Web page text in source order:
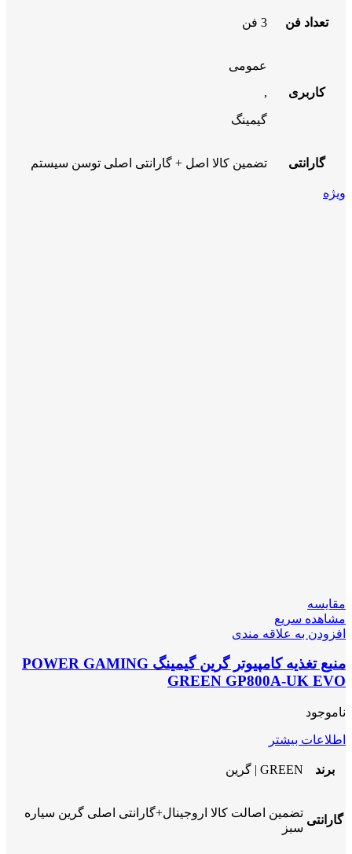
تعداد فن 3 فن
کاربری
عمومی
,
گیمینگ
گارانتی تضمین کالا اصل + گارانتی اصلی توسن سیستم
ویژه
مقایسه
مشاهده سریع
افزودن به علاقه مندی
منبع تغذیه کامپیوتر گرین گیمینگ POWER GAMING
GREEN GP800A-UK EVO
ناموجود
اطلاعات بیشتر
برند GREEN | گرین
گارانتی
تضمین اصالت کالا اروجینال+گارانتی اصلی گرین سیاره
سبز